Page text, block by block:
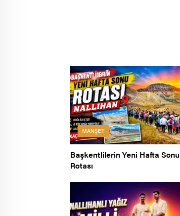
MANŞET
Başkentlilerin Yeni Hafta Sonu
Rotası